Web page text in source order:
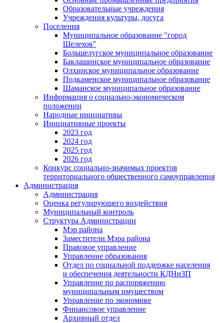
Образовательные учреждения
Учреждения культуры, досуга
Поселения
Муниципальное образование "город
Шелехов"
Большелугское муниципальное образование
Баклашинское муниципальное образование
Олхинское муниципальное образование
Подкаменское муниципальное образование
Шаманское муниципальное образование
Информация о социально-экономическом
положении
Народные инициативы
Инициативные проекты
2023 год
2024 год
2025 год
2026 год
Конкурс социально-значимых проектов
территориального общественного самоуправления
Администрация
Администрация
Оценка регулирующего воздействия
Муниципальный контроль
Структура Администрации
Мэр района
Заместители Мэра района
Правовое управление
Управление образования
Отдел по социальной поддержке населения
и обеспечения деятельности КДНиЗП
Управление по распоряжению
муниципальным имуществом
Управление по экономике
Финансовое управление
Архивный отдел